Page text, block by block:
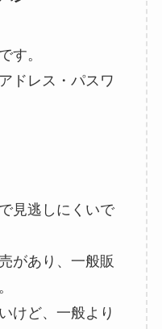
です。
ドレス・パスワ
見逃しにくいで
があり、一般販
けど、一般より